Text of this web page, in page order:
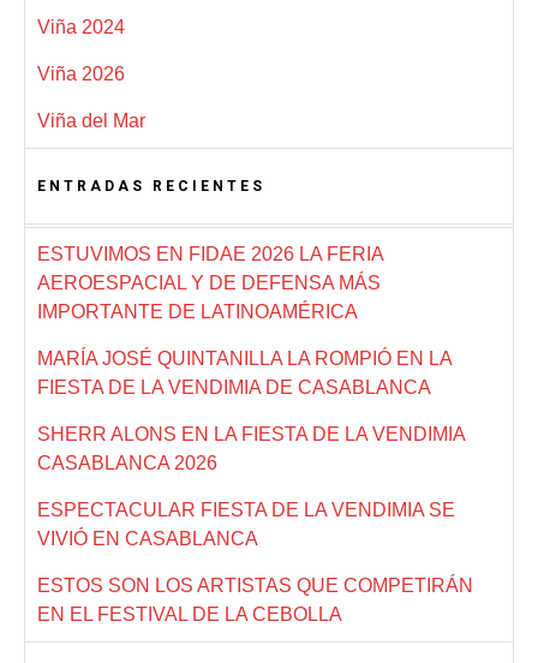
Viña 2024
Viña 2026
Viña del Mar
ENTRADAS RECIENTES
ESTUVIMOS EN FIDAE 2026 LA FERIA
AEROESPACIAL Y DE DEFENSA MÁS
IMPORTANTE DE LATINOAMÉRICA
MARÍA JOSÉ QUINTANILLA LA ROMPIÓ EN LA
FIESTA DE LA VENDIMIA DE CASABLANCA
SHERR ALONS EN LA FIESTA DE LA VENDIMIA
CASABLANCA 2026
ESPECTACULAR FIESTA DE LA VENDIMIA SE
VIVIÓ EN CASABLANCA
ESTOS SON LOS ARTISTAS QUE COMPETIRÁN
EN EL FESTIVAL DE LA CEBOLLA